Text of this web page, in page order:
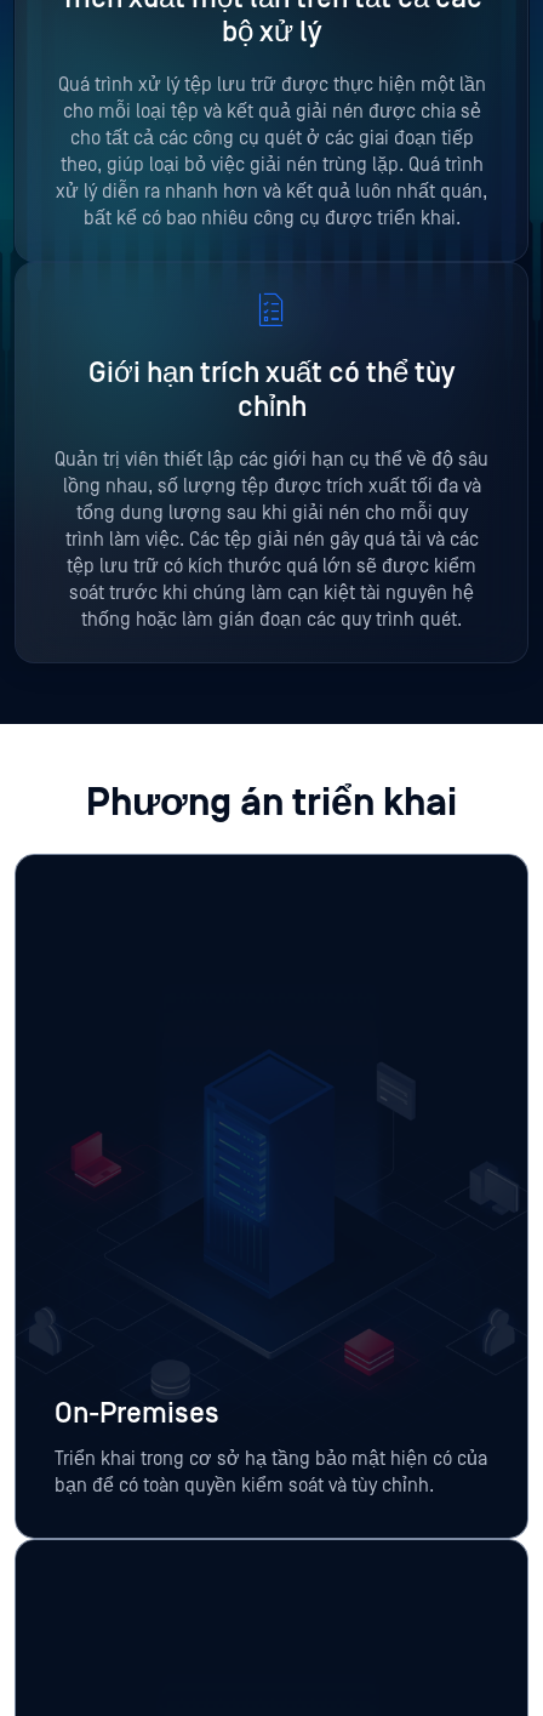
bộ xử lý
Quá trình xử lý tệp lưu trữ được thực hiện một lần
cho mỗi loại tệp và kết quả giải nén được chia sẻ
cho tất cả các công cụ quét ở các giai đoạn tiếp
theo, giúp loại bỏ việc giải nén trùng lặp. Quá trình
xử lý diễn ra nhanh hơn và kết quả luôn nhất quán,
bất kể có bao nhiêu công cụ được triển khai.
Giới hạn trích xuất có thể tùy
chỉnh
Quản trị viên thiết lập các giới hạn cụ thể về độ sâu
lồng nhau, số lượng tệp được trích xuất tối đa và
tổng dung lượng sau khi giải nén cho mỗi quy
trình làm việc. Các tệp giải nén gây quá tải và các
tệp lưu trữ có kích thước quá lớn sẽ được kiểm
soát trước khi chúng làm cạn kiệt tài nguyên hệ
thống hoặc làm gián đoạn các quy trình quét.
Phương án triển khai
On-Premises
Triển khai trong cơ sở hạ tầng bảo mật hiện có của
bạn để có toàn quyền kiểm soát và tùy chỉnh.